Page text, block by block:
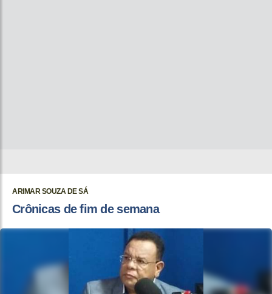
ARIMAR SOUZA DE SÁ
Crônicas de fim de semana